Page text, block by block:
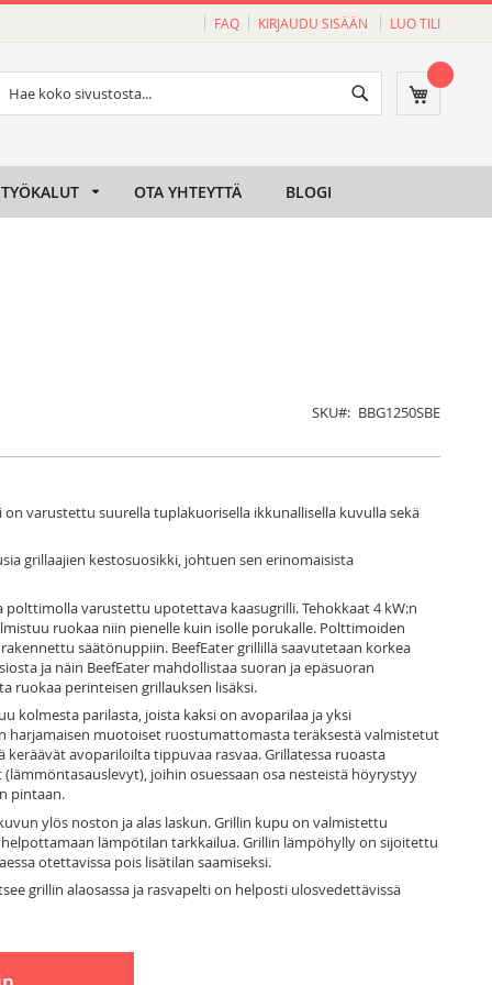
FAQ KIRJAUDU SISÄÄN LUO TILI
Ostoskori
TYÖKALUT OTA YHTEYTTÄ BLOGI
SKU BBG1250SBE
varustettu suurella tuplakuorisella ikkunallisella kuvulla sekä
grillaajien kestosuosikki, johtuen sen erinomaisista
polttimolla varustettu upotettava kaasugrilli. Tehokkaat 4 kW:n
ruokaa niin pienelle kuin isolle porukalle. Polttimoiden
säätönuppiin. BeefEater grillillä saavutetaan korkea
ja näin BeefEater mahdollistaa suoran ja epäsuoran
ruokaa perinteisen grillauksen lisäksi.
kolmesta parilasta, joista kaksi on avoparilaa ja yksi
harjamaisen muotoiset ruostumattomasta teräksestä valmistetut
avopariloilta tippuvaa rasvaa. Grillatessa ruoasta
joihin osuessaan osa nesteistä höyrystyy
pintaan.
ylös noston ja alas laskun. Grillin kupu on valmistettu
lämpötilan tarkkailua. Grillin lämpöhylly on sijoitettu
otettavissa pois lisätilan saamiseksi.
grillin alaosassa ja rasvapelti on helposti ulosvedettävissä